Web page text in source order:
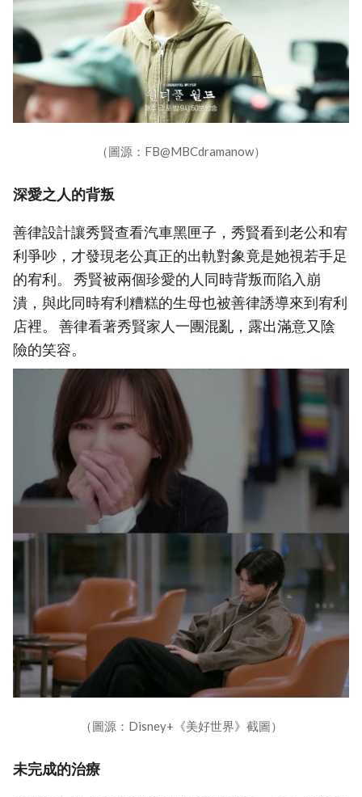
（圖源：FB@MBCdramanow）
深愛之人的背叛
善律設計讓秀賢查看汽車黑匣子，秀賢看到老公和宥
利爭吵，才發現老公真正的出軌對象竟是她視若手足
的宥利。 秀賢被兩個珍愛的人同時背叛而陷入崩
潰，與此同時宥利糟糕的生母也被善律誘導來到宥利
店裡。 善律看著秀賢家人一團混亂，露出滿意又陰
險的笑容。
（圖源：Disney+《美好世界》截圖）
未完成的治療